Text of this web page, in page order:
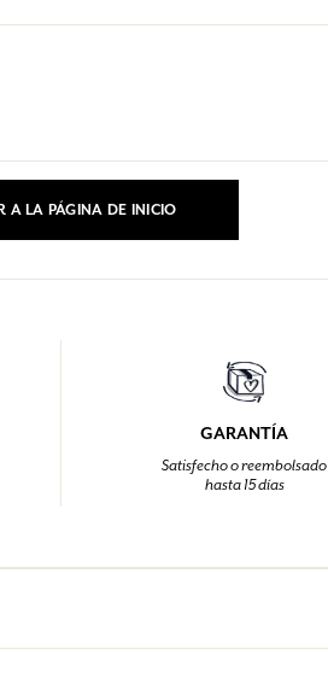
A LA PÁGINA DE INICIO
GARANTÍA
Satisfecho o reembolsado
hasta 15 días